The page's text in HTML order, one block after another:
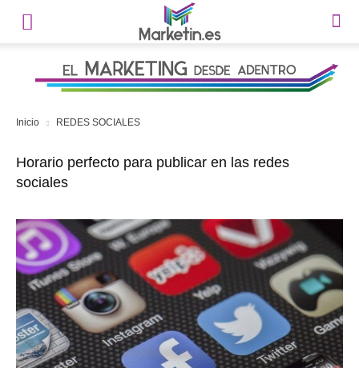
Inicio REDES SOCIALES
Horario perfecto para publicar en las redes
sociales